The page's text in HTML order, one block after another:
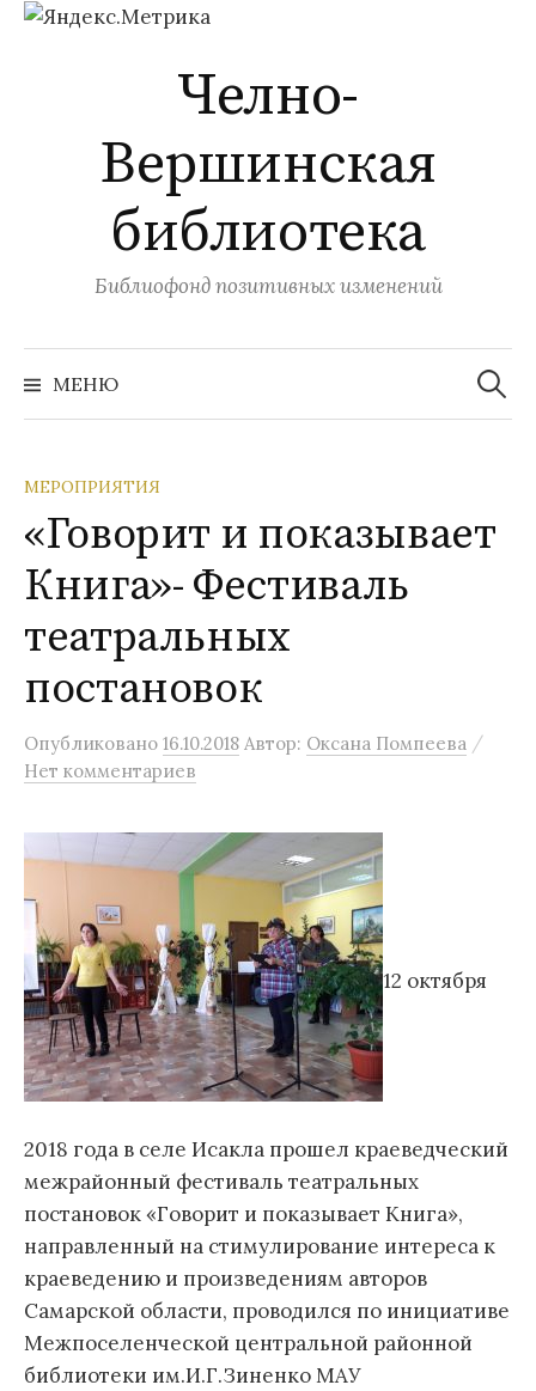
Челно-
Вершинская
библиотека
Библиофонд позитивных изменений
МЕНЮ
Найти:
МЕРОПРИЯТИЯ
«Говорит и показывает
Книга»- Фестиваль
театральных
постановок
Опубликовано 16.10.2018 Автор: Оксана Помпеева /
Нет комментариев
12 октября
2018 года в селе Исакла прошел краеведческий
межрайонный фестиваль театральных
постановок «Говорит и показывает Книга»,
направленный на стимулирование интереса к
краеведению и произведениям авторов
Самарской области, проводился по инициативе
Межпоселенческой центральной районной
библиотеки им.И.Г.Зиненко МАУ